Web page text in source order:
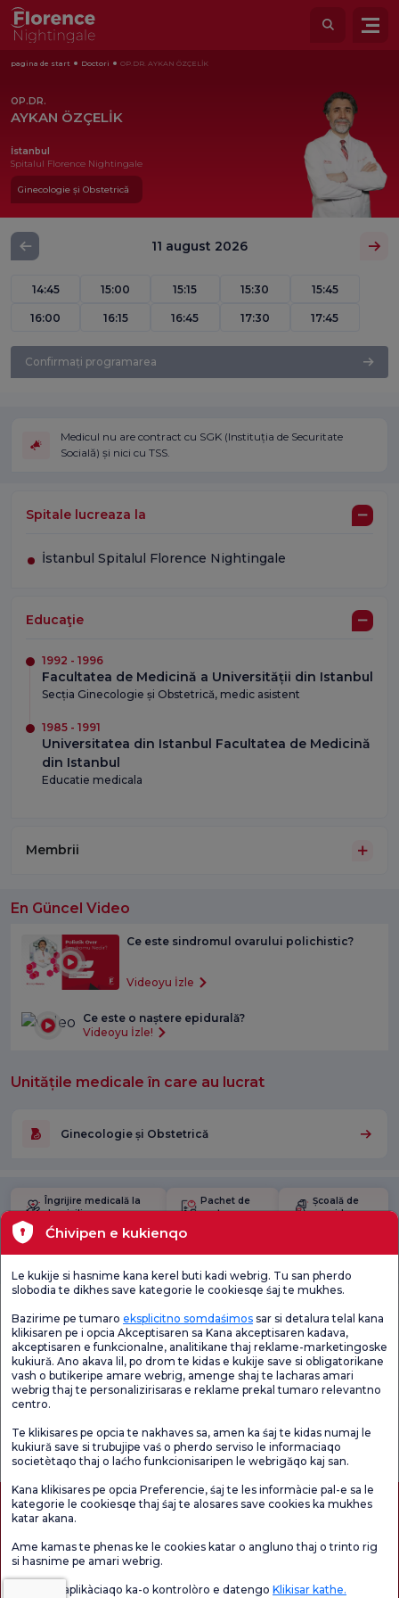
pagina de start Doctori OP.DR. AYKAN ÖZÇELİK
OP.DR.
AYKAN ÖZÇELİK
İstanbul
Spitalul Florence Nightingale
Ginecologie și Obstetrică
11 august 2026
14:45 15:00 15:15 15:30 15:45
16:00 16:15 16:45 17:30 17:45
Confirmați programarea
Medicul nu are contract cu SGK (Instituția de Securitate
Socială) și nici cu TSS.
Spitale lucreaza la
İstanbul Spitalul Florence Nightingale
Educaţie
1992 - 1996
Facultatea de Medicină a Universității din Istanbul
Secția Ginecologie și Obstetrică, medic asistent
1985 - 1991
Universitatea din Istanbul Facultatea de Medicină
din Istanbul
Educatie medicala
Membrii
En Güncel Video
Ce este sindromul ovarului polichistic?
Videoyu İzle
Ce este o naștere epidurală?
Videoyu İzle!
Unitățile medicale în care au lucrat
Ginecologie și Obstetrică
Îngrijire medicală la
domiciliu
Pachet de
naștere
Școală de
gravide
Pachete de control medical Tehnologii medicale
Sănătate actuală
Unități medicale
Sondaj general
de satisfacție
Verificați
Chestionarul de
Satisfacție.
Sondaj de
satisfacție
privind promoțiile
Ćhivipen e kukienqo
Le kukije si hasnime kana kerel buti kadi webrig. Tu san pherdo
slobodia te dikhes save kategorie le cookiesqe śaj te mukhes.
Bazirime pe tumaro eksplicitno somdaśimos sar si detalura telal kana
klikisaren pe i opcia Akceptisaren sa Kana akceptisaren kadava,
akceptisaren e funkcionalne, analitikane thaj reklame-marketingoske
kukiură. Ano akava lil, po drom te kidas e kukije save si obligatorikane
vash o butikeripe amare webrig, amenge shaj te lacharas amari
webrig thaj te personalizirisaras e reklame prekal tumaro relevantno
centro.
Te klikisares pe opcia te nakhaves sa, amen ka śaj te kidas numaj le
kukiură save si trubujipe vaś o pherdo serviso le informaciaqo
societètaqo thaj o laćho funkcionisaripen le webrigăqo kaj san.
Kana klikisares pe opcia Preferencie, śaj te les informàcie pal-e sa le
kategorie le cookiesqe thaj śaj te alosares save cookies ka mukhes
katar akana.
Ame kamas te phenas ke le cookies katar o angluno thaj o trinto rig
si hasnime pe amari webrig.
Vaś o lil e aplikàciaqo ka-o kontrolòro e datengo Klikisar kathe.